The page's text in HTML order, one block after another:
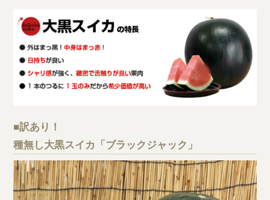
■訳あり！
種無し大黒スイカ「ブラックジャック」